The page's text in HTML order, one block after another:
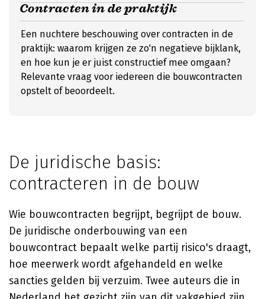
Contracten in de praktijk
Een nuchtere beschouwing over contracten in de
praktijk: waarom krijgen ze zo'n negatieve bijklank,
en hoe kun je er juist constructief mee omgaan?
Relevante vraag voor iedereen die bouwcontracten
opstelt of beoordeelt.
De juridische basis:
contracteren in de bouw
Wie bouwcontracten begrijpt, begrijpt de bouw.
De juridische onderbouwing van een
bouwcontract bepaalt welke partij risico's draagt,
hoe meerwerk wordt afgehandeld en welke
sancties gelden bij verzuim. Twee auteurs die in